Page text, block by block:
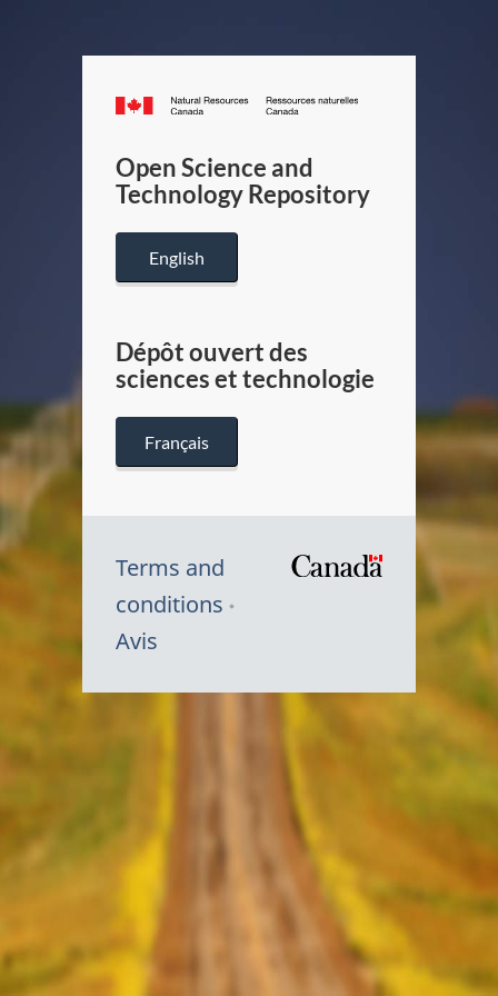
Canada.ca
/
Canada
Open Science and
Technology Repository
English
Dépôt ouvert des
sciences et technologie
Français
Terms and
conditions
Avis
Symbole
Canada